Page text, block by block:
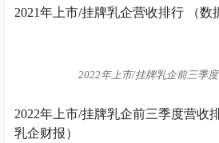
2021年上市/挂牌乳企营收排行 （数
2022年上市/挂牌乳企前三季
2022年上市/挂牌乳企前三季度营收
乳企财报）